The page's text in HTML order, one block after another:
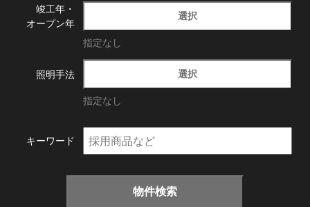
竣工年・
オープン年
選択
指定なし
照明手法 選択
指定なし
キーワード
物件検索